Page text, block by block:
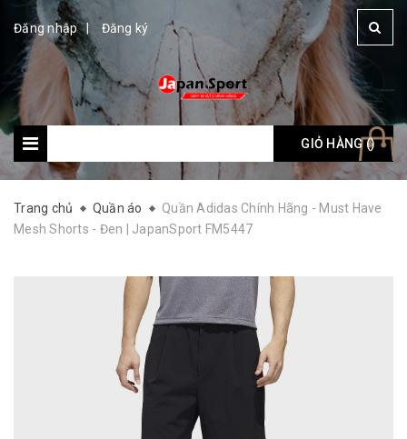
Đăng nhập Đăng ký
Giỏ hàng: ()
GIỎ HÀNG ()
Trang chủ Quần áo
Quần Adidas Chính Hãng - Must Have
Mesh Shorts - Đen | JapanSport FM5447